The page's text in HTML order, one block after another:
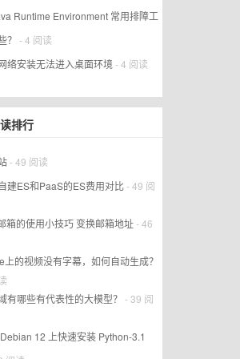
Runtime Environment 常用排障工
？ - 4 阅读
络安装无法进入桌面环境 - 4 阅读
排行
- 49 阅读
建ES和PaaS的ES费用对比- 49 阅
箱的使用小技巧 变换邮箱地址- 46
上的视频没有字幕，如何自动生成？
有哪些有代表性的大模型？ - 39 阅
12 上快速安装 Python-3.1